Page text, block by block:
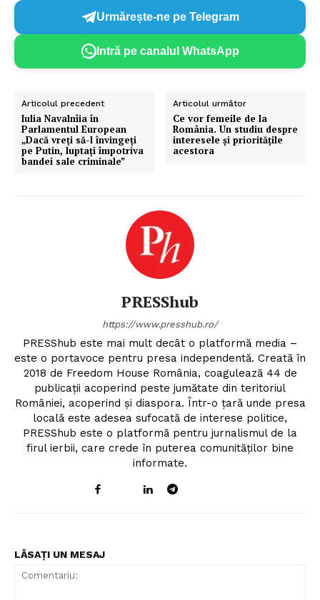
Urmărește-ne pe Telegram
Intră pe canalul WhatsApp
Articolul precedent
Iulia Navalnîia în
Parlamentul European
„Dacă vreți să-l învingeți
pe Putin, luptați împotriva
bandei sale criminale”
Articolul următor
Ce vor femeile de la
România. Un studiu despre
interesele și prioritățile
acestora
PRESShub
https://www.presshub.ro/
PRESShub este mai mult decât o platformă media –
este o portavoce pentru presa independentă. Creată în
2018 de Freedom House România, coagulează 44 de
publicații acoperind peste jumătate din teritoriul
României, acoperind și diaspora. Într-o țară unde presa
locală este adesea sufocată de interese politice,
PRESShub este o platformă pentru jurnalismul de la
firul ierbii, care crede în puterea comunităților bine
informate.
LĂSAȚI UN MESAJ